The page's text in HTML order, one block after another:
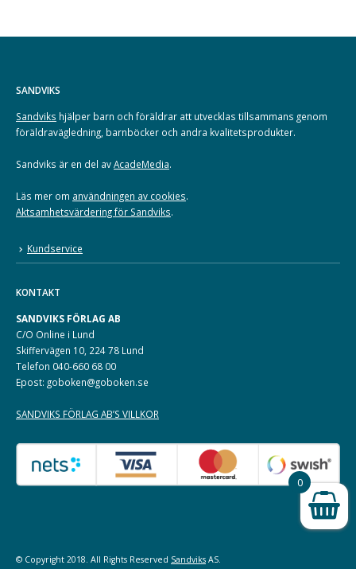
SANDVIKS
Sandviks hjälper barn och föräldrar att utvecklas tillsammans genom
föräldravägledning, barnböcker och andra kvalitetsprodukter.
Sandviks är en del avAcadeMedia.
Läs mer om användningen av cookies.
Aktsamhetsvärdering för Sandviks.
Kundservice
KONTAKT
SANDVIKS FÖRLAG AB
C/O Online i Lund
Skiffervägen 10, 224 78 Lund
Telefon 040-660 68 00
Epost: goboken@goboken.se
SANDVIKS FÖRLAG AB’S VILLKOR
© Copyright 2018. All Rights Reserved Sandviks AS.
0